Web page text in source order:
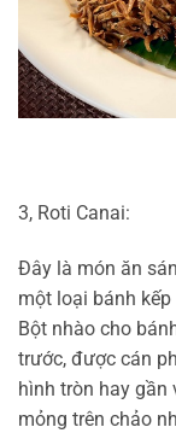
3, Roti Canai:
Đây là món ăn
một loại bánh
Bột nhào cho
trước, được cán
hình tròn hay gần
mỏng trên chảo